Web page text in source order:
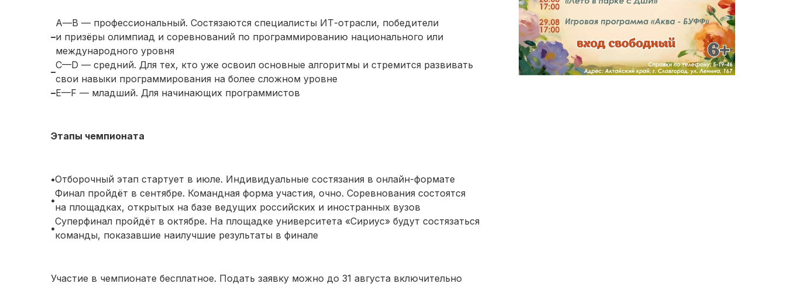
–
А—В — профессиональный. Состязаются специалисты ИТ-отрасли, победители
и призёры олимпиад и соревнований по программированию национального или
международного уровня
–
C—D — средний. Для тех, кто уже освоил основные алгоритмы и стремится развивать
свои навыки программирования на более сложном уровне
–E—F — младший. Для начинающих программистов
Этапы чемпионата
•Отборочный этап стартует в июле. Индивидуальные состязания в онлайн-формате
•
Финал пройдёт в сентябре. Командная форма участия, очно. Соревнования состоятся
на площадках, открытых на базе ведущих российских и иностранных вузов
•
Суперфинал пройдёт в октябре. На площадке университета «Сириус» будут состязаться
команды, показавшие наилучшие результаты в финале
Участие в чемпионате бесплатное. Подать заявку можно до 31 августа включительно